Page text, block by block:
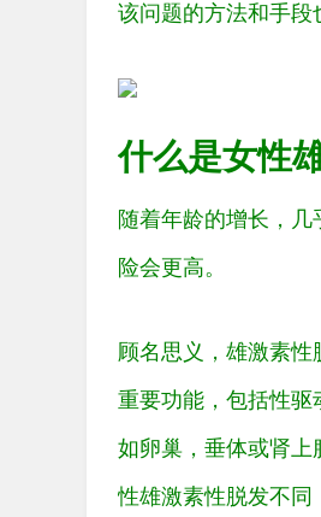
该问题的方法和手段
什么是女性
随着年龄的增长，
险会更高。
顾名思义，雄激素
重要功能，包括性驱
如卵巢，垂体或肾上
性雄激素性脱发不